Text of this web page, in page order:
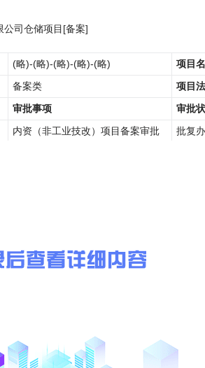
公司仓储项目[备案]
(略)-(略)-(略)-(略)-(略)
项目
备案类
项目
审批事项
审批
内资（非工业技改）项目备案审批 批复